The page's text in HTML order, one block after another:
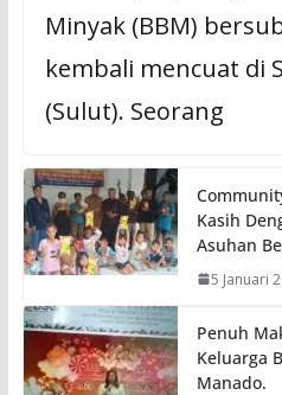
Minyak (BBM)
kembali mencuat di
(Sulut). Seorang
Kasih
Asuhan
5 Januari
Penuh
Keluarga
Manado.